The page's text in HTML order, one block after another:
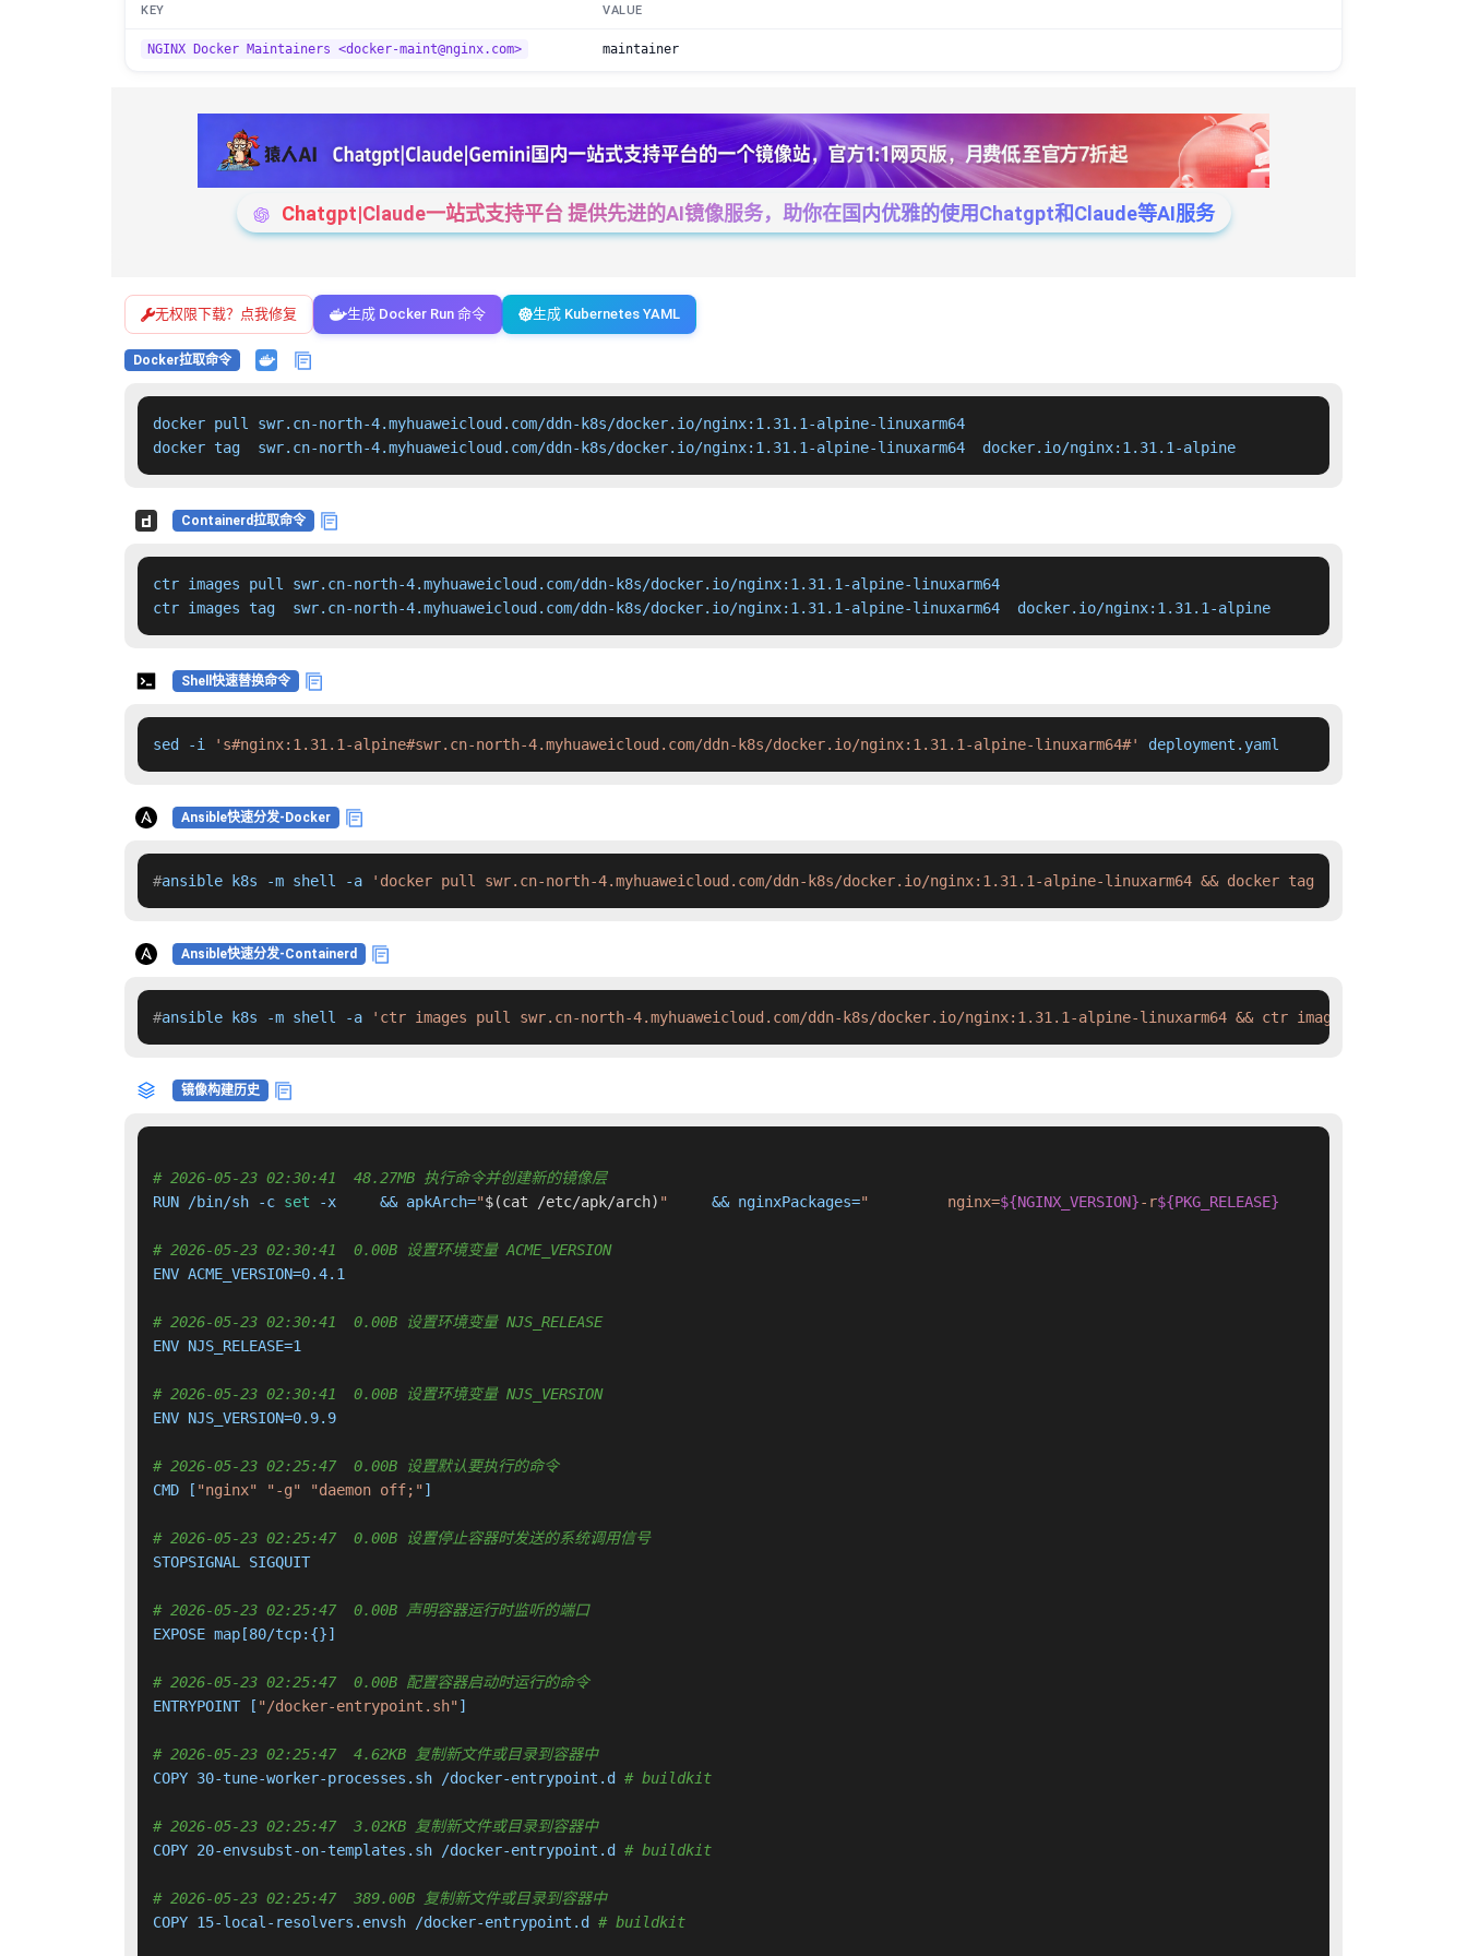
KEY VALUE
NGINX Docker Maintainers <docker-maint@nginx.com> maintainer
Chatgpt|Claude一站式支持平台 提供先进的AI镜像服务，助你在国内优雅的使用Chatgpt和Claude等AI服务
无权限下载？点我修复 生成 Docker Run 命令 生成 Kubernetes YAML
Docker拉取命令
docker pull swr.cn-north-4.myhuaweicloud.com/ddn-k8s/docker.io/nginx:1.31.1-alpine-linuxarm64
docker tag  swr.cn-north-4.myhuaweicloud.com/ddn-k8s/docker.io/nginx:1.31.1-alpine-linuxarm64  docker.io/nginx:1.31.1-alpine
Containerd拉取命令
ctr images pull swr.cn-north-4.myhuaweicloud.com/ddn-k8s/docker.io/nginx:1.31.1-alpine-linuxarm64
ctr images tag  swr.cn-north-4.myhuaweicloud.com/ddn-k8s/docker.io/nginx:1.31.1-alpine-linuxarm64  docker.io/nginx:1.31.1-alpine
Shell快速替换命令
sed -i 's#nginx:1.31.1-alpine#swr.cn-north-4.myhuaweicloud.com/ddn-k8s/docker.io/nginx:1.31.1-alpine-linuxarm64#' deployment.yaml
Ansible快速分发-Docker
#ansible k8s -m shell -a 'docker pull swr.cn-north-4.myhuaweicloud.com/ddn-k8s/docker.io/nginx:1.31.1-alpine-linuxarm64 && docker tag  swr.cn-
Ansible快速分发-Containerd
#ansible k8s -m shell -a 'ctr images pull swr.cn-north-4.myhuaweicloud.com/ddn-k8s/docker.io/nginx:1.31.1-alpine-linuxarm64 && ctr images tag
镜像构建历史
# 2026-05-23 02:30:41  48.27MB 执行命令并创建新的镜像层
RUN /bin/sh -c set -x     && apkArch="$(cat /etc/apk/arch) "
     && nginxPackages=
"         nginx=${NGINX_VERSION}-r${PKG_RELEASE}
# 2026-05-23 02:30:41  0.00B 设置环境变量 ACME_VERSION
ENV ACME_VERSION=0.4.1
# 2026-05-23 02:30:41  0.00B 设置环境变量 NJS_RELEASE
ENV NJS_RELEASE=1
# 2026-05-23 02:30:41  0.00B 设置环境变量 NJS_VERSION
ENV NJS_VERSION=0.9.9
# 2026-05-23 02:25:47  0.00B 设置默认要执行的命令
CMD [ "nginx" "-g" "daemon off;" ]
# 2026-05-23 02:25:47  0.00B 设置停止容器时发送的系统调用信号
STOPSIGNAL SIGQUIT
# 2026-05-23 02:25:47  0.00B 声明容器运行时监听的端口
EXPOSE map[80/tcp:{}]
# 2026-05-23 02:25:47  0.00B 配置容器启动时运行的命令
ENTRYPOINT [ "/docker-entrypoint.sh" ]
# 2026-05-23 02:25:47  4.62KB 复制新文件或目录到容器中
COPY 30-tune-worker-processes.sh /docker-entrypoint.d # buildkit
# 2026-05-23 02:25:47  3.02KB 复制新文件或目录到容器中
COPY 20-envsubst-on-templates.sh /docker-entrypoint.d # buildkit
# 2026-05-23 02:25:47  389.00B 复制新文件或目录到容器中
COPY 15-local-resolvers.envsh /docker-entrypoint.d # buildkit